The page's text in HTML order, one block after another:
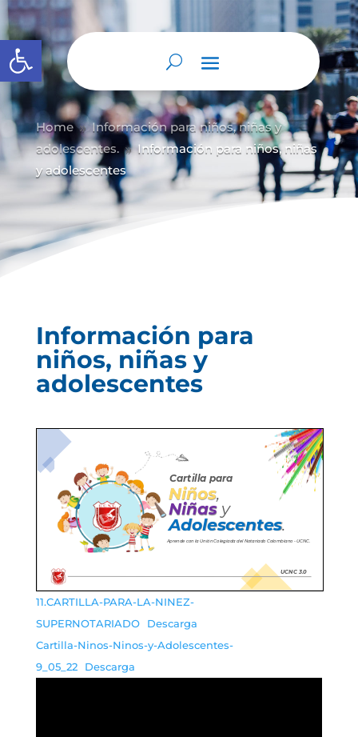
Abrir barra de herramientas
Home 9 Información para niños, niñas y
adolescentes. 9 Información para niños, niñas
y adolescentes
Información para
niños, niñas y
adolescentes
11.CARTILLA-PARA-LA-NINEZ-
SUPERNOTARIADO
Descarga
Cartilla-Ninos-Ninos-y-Adolescentes-
9_05_22
Descarga